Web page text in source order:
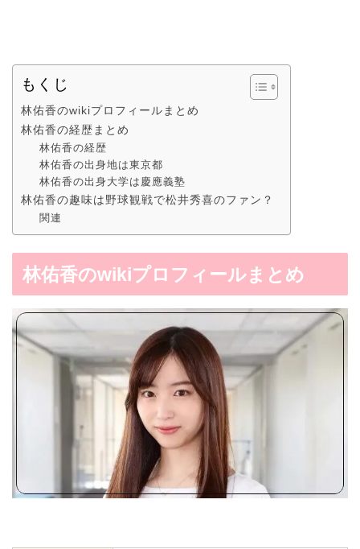
もくじ
林佑香のwikiプロフィールまとめ
林佑香の経歴まとめ
林佑香の経歴
林佑香の出身地は東京都
林佑香の出身大学は慶應義塾
林佑香の趣味は野球観戦で松井秀喜のファン？
関連
林佑香のwikiプロフィールまとめ